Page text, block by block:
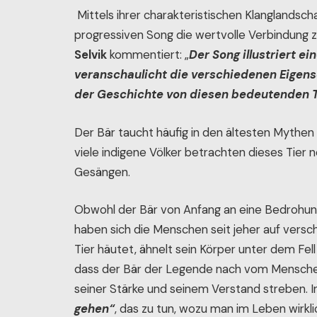
Mittels ihrer charakteristischen
progressiven Song die wertvolle
Selvik kommentiert: „Der Song illustriert
veranschaulicht die verschiedenen
der Geschichte von diesen bedeutenden
Der Bär taucht häufig in den ältesten
viele indigene Völker betrachten dieses Tier
Gesängen.
Obwohl der Bär von Anfang an eine
haben sich die Menschen seit jeher auf
Tier häutet, ähnelt sein Körper unter dem
dass der Bär der Legende nach vom
seiner Stärke und seinem Verstand streben.
gehen“, das zu tun, wozu man im Leben